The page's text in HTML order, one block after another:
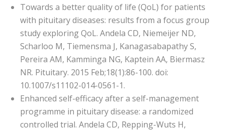
Towards a better quality of life (QoL) for patients
with pituitary diseases: results from a focus group
study exploring QoL. Andela CD, Niemeijer ND,
Scharloo M, Tiemensma J, Kanagasabapathy S,
Pereira AM, Kamminga NG, Kaptein AA, Biermasz
NR. Pituitary. 2015 Feb;18(1):86-100. doi:
10.1007/s11102-014-0561-1.
Enhanced self-efficacy after a self-management
programme in pituitary disease: a randomized
controlled trial. Andela CD, Repping-Wuts H,